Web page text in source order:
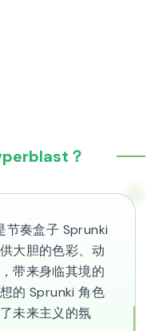
？
奏盒子 Sprunki
大胆的色彩、动
带来身临其境的
的 Sprunki 角色
未来主义的氛